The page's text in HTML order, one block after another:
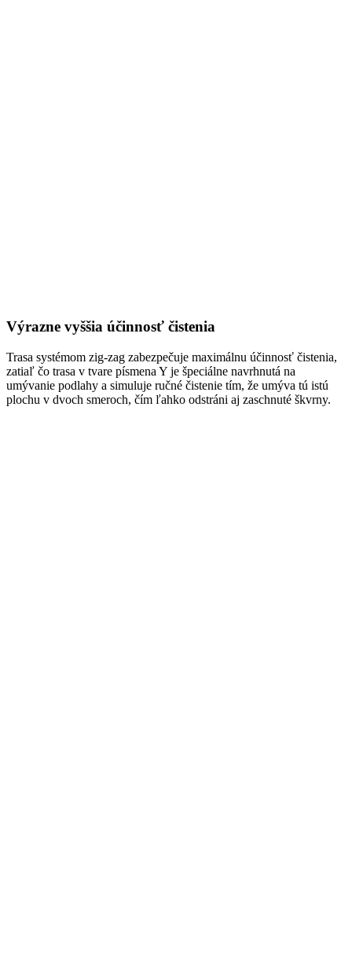
Výrazne vyššia účinnosť čistenia
Trasa systémom zig-zag zabezpečuje maximálnu účinnosť čistenia,
zatiaľ čo trasa v tvare písmena Y je špeciálne navrhnutá na
umývanie podlahy a simuluje ručné čistenie tím, že umýva tú istú
plochu v dvoch smeroch, čím ľahko odstráni aj zaschnuté škvrny.